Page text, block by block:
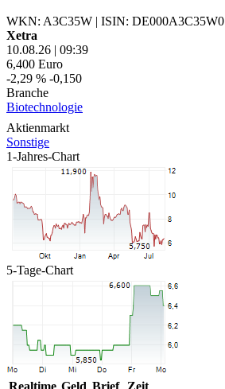
WKN: A3C35W | ISIN: DE000A3C35W0
Xetra
10.08.26 | 09:39
6,400 Euro
-2,29 % -0,150
Branche
Biotechnologie
Aktienmarkt
Sonstige
1-Jahres-Chart
5-Tage-Chart
Realtime Geld Brief
Zeit